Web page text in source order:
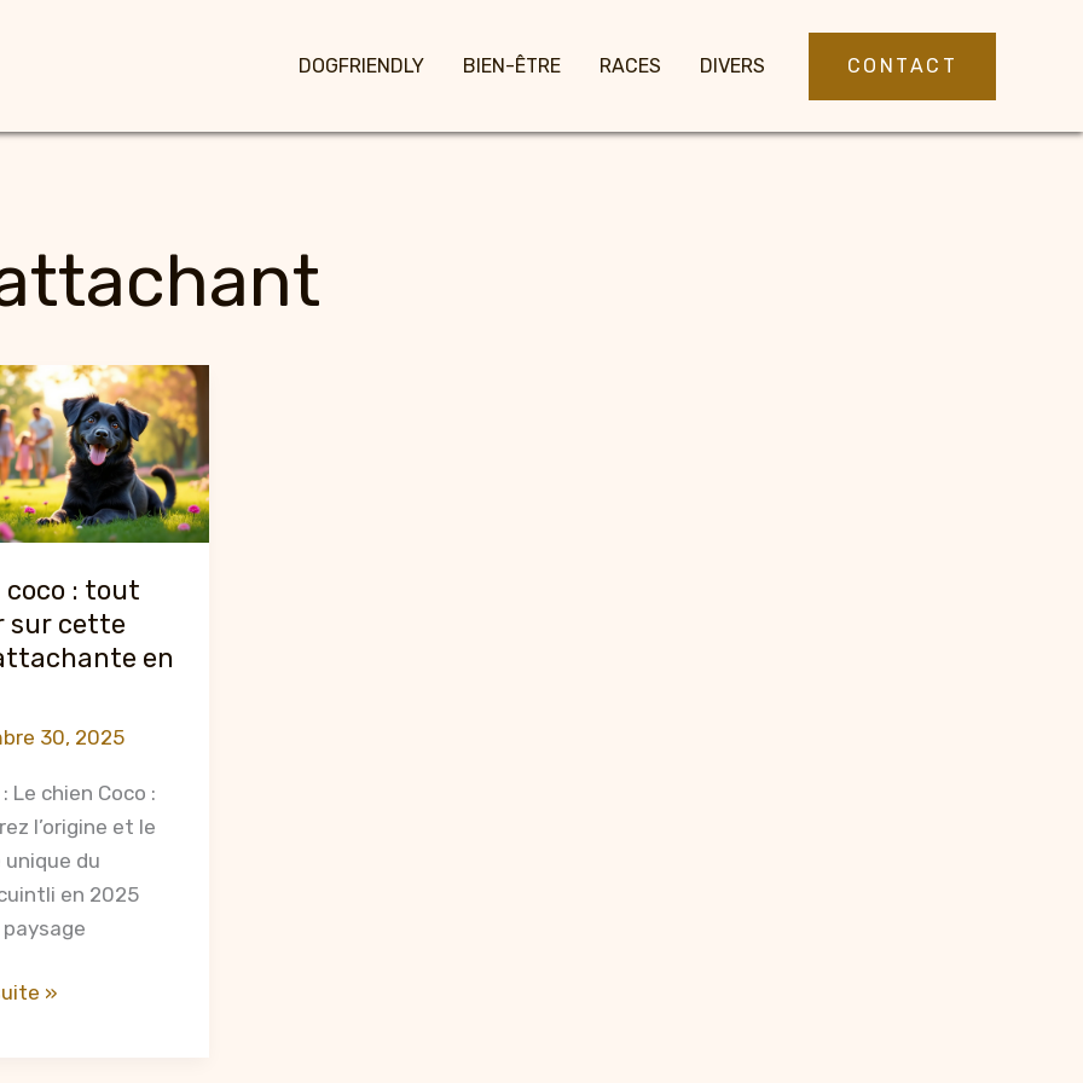
DOGFRIENDLY BIEN-ÊTRE RACES DIVERS CONTACT
coco : tout
sur cette
en
30, 2025
Le chien Coco :
l’origine et le
unique du
en 2025
paysage
»